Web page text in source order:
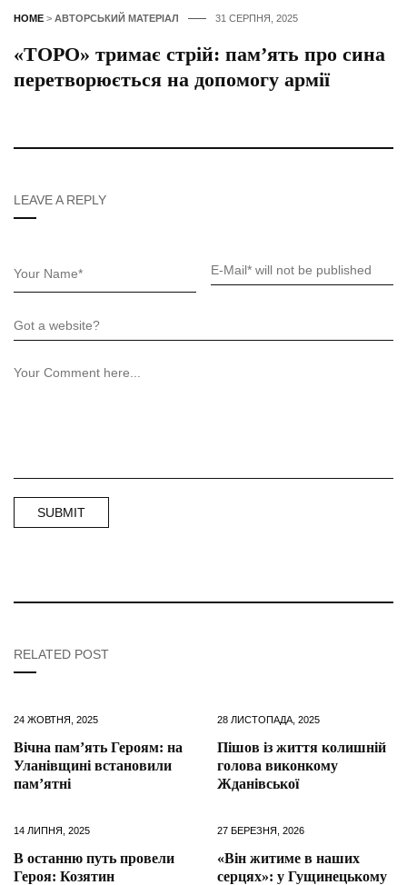
HOME > АВТОРСЬКИЙ МАТЕРІАЛ 31 СЕРПНЯ, 2025
«ТОРО» тримає стрій: пам’ять про сина
перетворюється на допомогу армії
LEAVE A REPLY
RELATED POST
24 ЖОВТНЯ, 2025
Вічна пам’ять Героям: на
Уланівщині встановили
пам’ятні
28 ЛИСТОПАДА, 2025
Пішов із життя колишній
голова виконкому
Жданівської
14 ЛИПНЯ, 2025
В останню путь провели
Героя: Козятин
27 БЕРЕЗНЯ, 2026
«Він житиме в наших
серцях»: у Гущинецькому